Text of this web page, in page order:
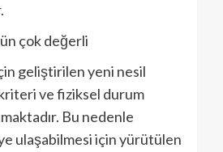
çok değerli
geliştirilen yeni nesil
ve fiziksel durum
Bu nedenle
ulaşabilmesi için yürütülen